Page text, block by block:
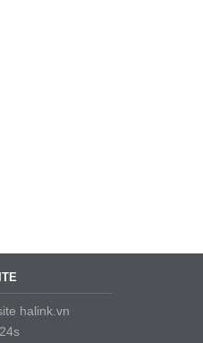
halink.vn